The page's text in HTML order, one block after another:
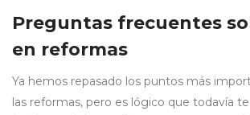
Preguntas frecuentes
en reformas
Ya hemos repasado los puntos más
las reformas, pero es lógico que todavía